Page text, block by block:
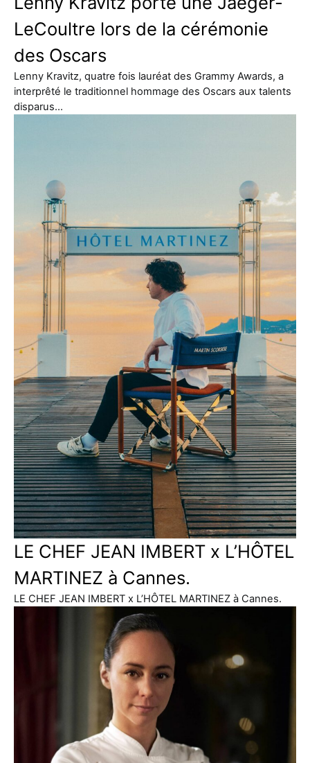
LeCoultre lors de la cérémonie
des Oscars
Lenny Kravitz, quatre fois lauréat des Grammy Awards, a
interprêté le traditionnel hommage des Oscars aux talents
disparus…
LE CHEF JEAN IMBERT x L’HÔTEL
MARTINEZ à Cannes.
LE CHEF JEAN IMBERT x L’HÔTEL MARTINEZ à Cannes.